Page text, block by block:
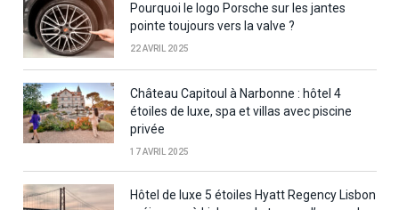
Pourquoi le logo Porsche sur les jantes
pointe toujours vers la valve ?
22 AVRIL 2025
Château Capitoul à Narbonne : hôtel 4
étoiles de luxe, spa et villas avec piscine
privée
17 AVRIL 2025
Hôtel de luxe 5 étoiles Hyatt Regency Lisbon